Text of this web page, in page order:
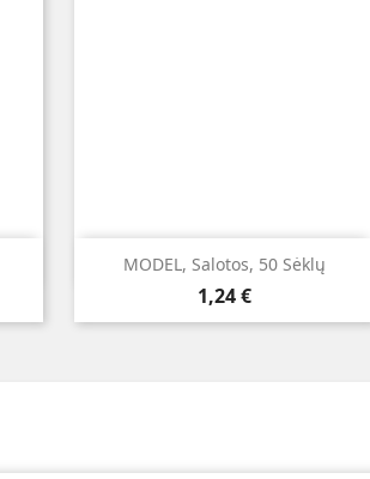
MODEL, Salotos, 50 Sėklų
Kaina
1,24 €
 Greita peržiūra